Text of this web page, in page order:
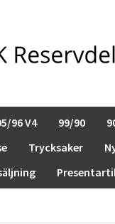
96 V4 99/90
Trycksaker